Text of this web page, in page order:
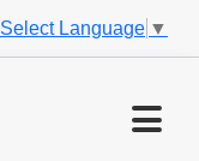
Select Language ▼